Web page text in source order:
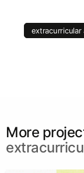
extracurricular
More